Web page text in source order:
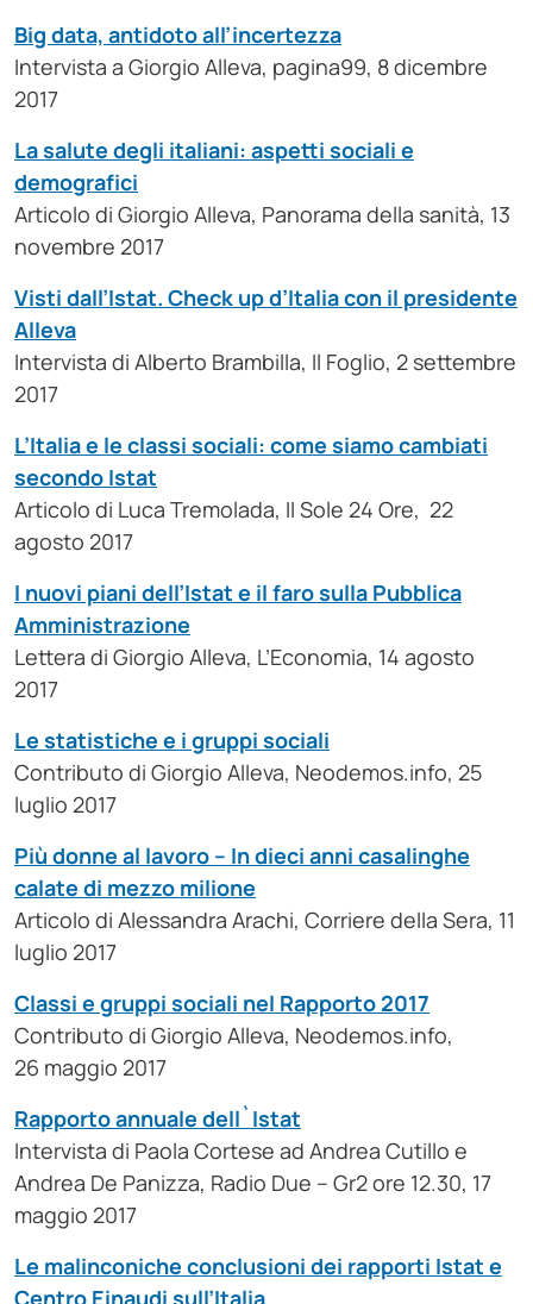
Big data, antidoto all’incertezza
Intervista a Giorgio Alleva, pagina99, 8 dicembre
2017
La salute degli italiani: aspetti sociali e
demografici
Articolo di Giorgio Alleva, Panorama della sanità, 13
novembre 2017
Visti dall’Istat. Check up d’Italia con il presidente
Alleva
Intervista di Alberto Brambilla, Il Foglio, 2 settembre
2017
L’Italia e le classi sociali: come siamo cambiati
secondo Istat
Articolo di Luca Tremolada, Il Sole 24 Ore, 22
agosto 2017
I nuovi piani dell’Istat e il faro sulla Pubblica
Amministrazione
Lettera di Giorgio Alleva, L’Economia, 14 agosto
2017
Le statistiche e i gruppi sociali
Contributo di Giorgio Alleva, Neodemos.info, 25
luglio 2017
Più donne al lavoro – In dieci anni casalinghe
calate di mezzo milione
Articolo di Alessandra Arachi, Corriere della Sera, 11
luglio 2017
Classi e gruppi sociali nel Rapporto 2017
Contributo di Giorgio Alleva, Neodemos.info,
26 maggio 2017
Rapporto annuale dell`Istat
Intervista di Paola Cortese ad Andrea Cutillo e
Andrea De Panizza, Radio Due – Gr2 ore 12.30, 17
maggio 2017
Le malinconiche conclusioni dei rapporti Istat e
Centro Einaudi sull’Italia